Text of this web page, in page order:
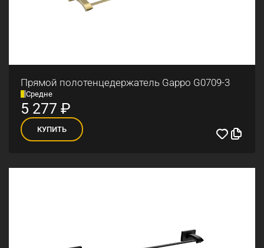
Прямой полотенцедержатель Gappo G0709-3
Средне
5 277 ₽
КУПИТЬ